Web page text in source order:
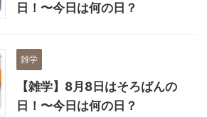
日！〜今日は何の日？
雑学
【雑学】8月8日はそろばんの
日！〜今日は何の日？